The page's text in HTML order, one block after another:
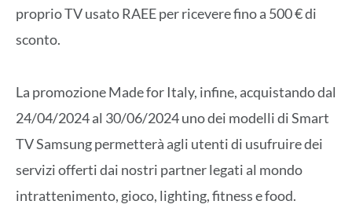
proprio TV usato RAEE per ricevere fino a 500 € di
sconto.
La promozione Made for Italy, infine, acquistando dal
24/04/2024 al 30/06/2024 uno dei modelli di Smart
TV Samsung permetterà agli utenti di usufruire dei
servizi offerti dai nostri partner legati al mondo
intrattenimento, gioco, lighting, fitness e food.